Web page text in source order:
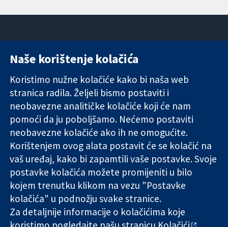
Pouzdani dokazi.
Utemeljeni
dokazi.
Bolje zdravlje.
11-13 Cavendish
London
W1G 0AN
Ujedinjeno
Kraljevstvo
Novosti
medije
O nama
Poslovi
Cochrane
Library
The Cochrane Collaboration is a charity (no. 1045921) and a
company limited by guarantee (no. 03044323) registered in
England & Wales. VAT registration number GB 718 2127 49.
Naše korištenje kolačića
Koristimo nužne kolačiće kako bi naša web
stranica radila. Željeli bismo postaviti i
neobavezne analitičke kolačiće koji će nam
pomoći da ju poboljšamo. Nećemo postaviti
neobavezne kolačiće ako ih ne omogućite.
Korištenjem ovog alata postavit će se kolačić na
vaš uređaj, kako bi zapamtili vaše postavke. Svoje
postavke kolačića možete promijeniti u bilo
kojem trenutku klikom na vezu "Postavke
kolačića" u podnožju svake stranice.
Za detaljnije informacije o kolačićima koje